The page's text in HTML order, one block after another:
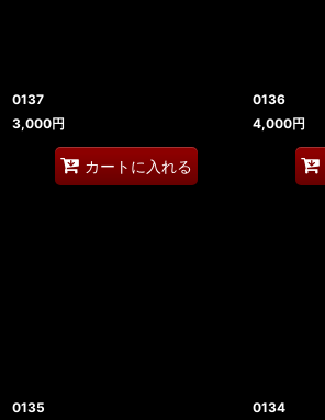
0137
3,000円
カートに入れる
0136
4,000円
0135
0134